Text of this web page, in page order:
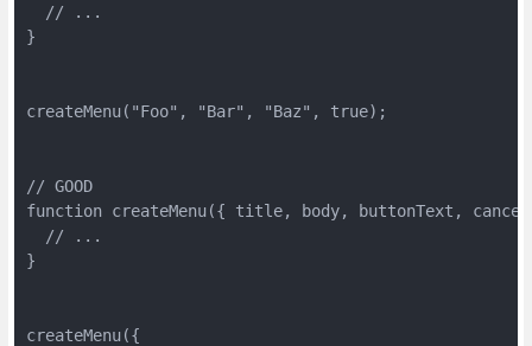
  // ...
}
createMenu("Foo", "Bar", "Baz", true);
// GOOD
function createMenu({ title, body, buttonText,
  // ...
}
createMenu({